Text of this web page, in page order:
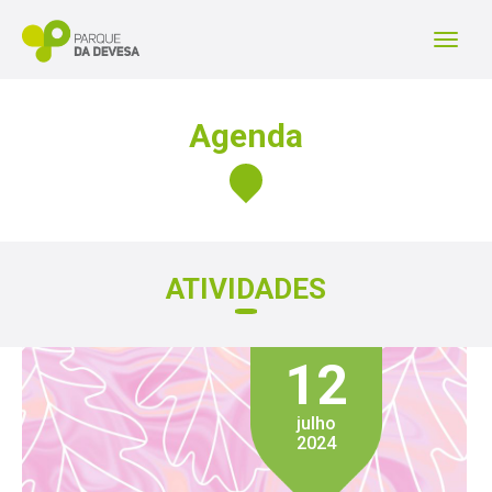
a
D
e
v
Agenda
ATIVIDADES
12
julho
2024